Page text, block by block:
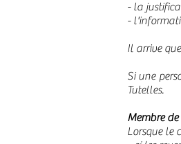
- la
-
Il arrive
Si une
Tutelles.
Membre
Lorsque le